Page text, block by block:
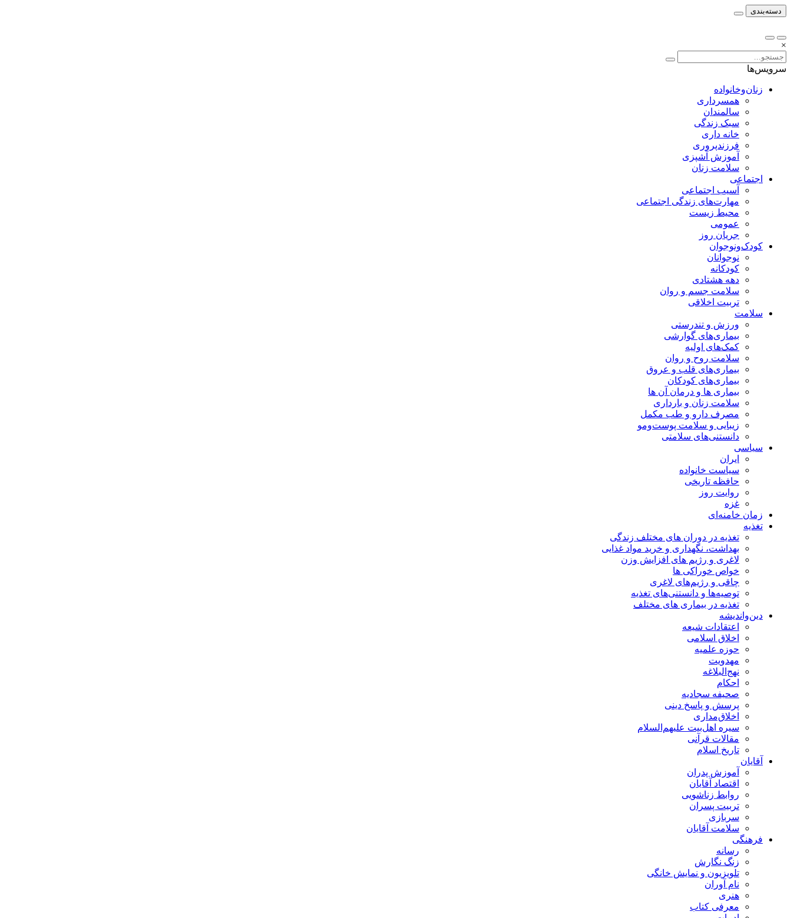
دسته‌بندی
×
سرویس‌ها
زنان‌وخانواده
همسرداری
سالمندان
سبک زندگی
خانه داری
فرزندپروری
آموزش آشپزی
سلامت زنان
اجتماعی
آسیب اجتماعی
مهارت‌های زندگی اجتماعی
محیط زیست
عمومی
جریان روز
کودک‌ونوجوان
نوجوانان
کودکانه
دهه هشتادی
سلامت جسم و روان
تربیت اخلاقی
سلامت
ورزش و تندرستی
بیماری‌های گوارشی
کمک‌های اولیه
سلامت روح و روان
بیماری‌های قلب و عروق
بیماری‌های کودکان
بیماری ها و درمان آن ها
سلامت زنان و بارداری
مصرف دارو و طب مکمل
زیبایی و سلامت پوست‌ومو
دانستنی‌های سلامتی
سیاسی
ایران
سیاست خانواده
حافظه تاریخی
روایت روز
غزه
زمان خامنه‌ای
تغذیه
تغذیه در دوران های مختلف زندگی
بهداشت، نگهداری و خرید مواد غذایی
لاغری و رژیم های افزایش وزن
خواص خوراكی ها
چاقی و رژیم‌های لاغری
توصیه‌ها و دانستنی‌های تغذیه
تغذیه در بیماری های مختلف
دین‌واندیشه
اعتقادات شیعه
اخلاق اسلامی
حوزه علمیه
مهدویت
نهج‌البلاغه
احکام
صحیفه سجادیه
پرسش و پاسخ دینی
اخلاق‌مداری
سیره اهل‌بیت علیهم‌السلام
مقالات قرآنی
تاریخ اسلام
آقایان
آموزش پدران
اقتصاد آقایان
روابط زناشویی
تربیت پسران
سربازی
سلامت آقایان
فرهنگی
رسانه
زنگ نگارش
تلویزیون و نمایش خانگی
نام آوران
هنری
معرفی کتاب